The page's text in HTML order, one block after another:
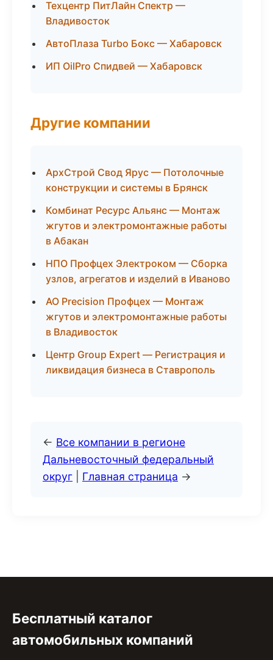
Техцентр ПитЛайн Спектр —
Владивосток
АвтоПлаза Turbo Бокс — Хабаровск
ИП OilPro Спидвей — Хабаровск
Другие компании
АрхСтрой Свод Ярус — Потолочные
конструкции и системы в Брянск
Комбинат Ресурс Альянс — Монтаж
жгутов и электромонтажные работы
в Абакан
НПО Профцех Электроком — Сборка
узлов, агрегатов и изделий в Иваново
АО Precision Профцех — Монтаж
жгутов и электромонтажные работы
в Владивосток
Центр Group Expert — Регистрация и
ликвидация бизнеса в Ставрополь
← Все компании в регионе
Дальневосточный федеральный
округ
Главная страница →
Бесплатный каталог
автомобильных компаний